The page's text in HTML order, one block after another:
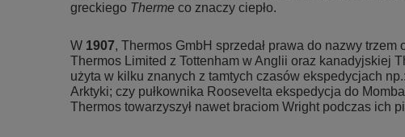
greckiego Therme co znaczy ciepło.
W 1907, Thermos GmbH sprzedał prawa do nazwy
Thermos Limited z Tottenham w Anglii oraz kanadyjskiej
użyta w kilku znanych z tamtych czasów ekspedycjach
Arktyki; czy pułkownika Roosevelta ekspedycja do
Thermos towarzyszył nawet braciom Wright podczas ich